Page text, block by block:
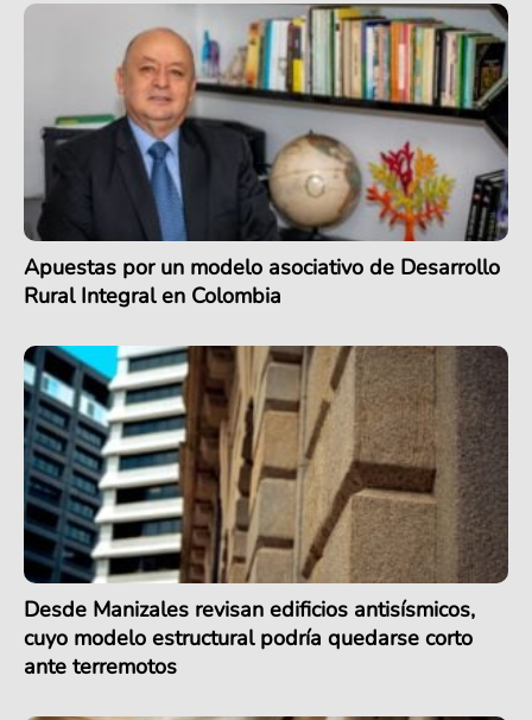
Apuestas por un modelo asociativo de Desarrollo
Rural Integral en Colombia
Desde Manizales revisan edificios antisísmicos,
cuyo modelo estructural podría quedarse corto
ante terremotos